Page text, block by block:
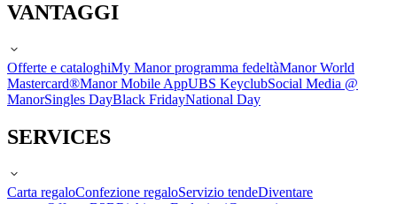
VANTAGGI
Offerte e cataloghiMy Manor programma fedeltàManor World
Mastercard®Manor Mobile AppUBS KeyclubSocial Media @
ManorSingles DayBlack FridayNational Day
SERVICES
Carta regaloConfezione regaloServizio tendeDiventare